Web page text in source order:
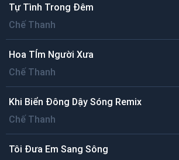
Tự Tình Trong Đêm
Chế Thanh
Hoa TÍm Người Xưa
Chế Thanh
Khi Biển Đông Dậy Sóng Remix
Chế Thanh
Tôi Đưa Em Sang Sông